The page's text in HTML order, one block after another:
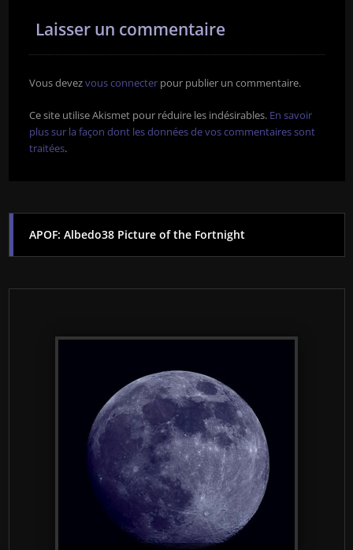
Laisser un commentaire
Vous devezvous connecterpour publier un commentaire.
Ce site utilise Akismet pour réduire les indésirables. En savoir
plus sur la façon dont les données de vos commentaires sont
traitées.
APOF: Albedo38 Picture of the Fortnight